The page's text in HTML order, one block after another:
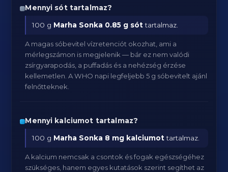
Mennyi sót tartalmaz?
100 g Marha Sonka 0.85 g sóttartalmaz.
A magas sóbevitel vízretenciót okozhat, ami a
mérlegszámon is megjelenik — bár ez nem valódi
zsírgyarapodás, a puffadás és a nehézség érzése
kellemetlen. A WHO napi legfeljebb 5 g sóbevitelt ajánl
felnőtteknek.
Mennyi kalciumot tartalmaz?
100 g Marha Sonka 8 mg kalciumottartalmaz.
A kalcium nemcsak a csontok és fogak egészségéhez
szükséges, hanem egyes kutatások szerint segíthet az